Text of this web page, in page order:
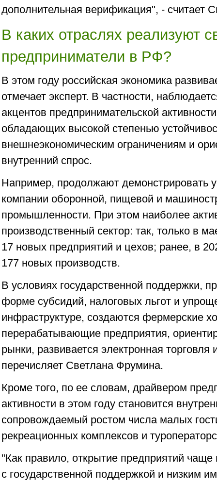
дополнительная верификация", - считает
В каких отраслях реализуют
предприниматели в РФ?
В этом году российская экономика
отмечает эксперт. В частности,
акцентов предпринимательской
обладающих высокой степенью
внешнеэкономическим ограничениям и
внутренний спрос.
Например, продолжают демонстрировать
компании оборонной, пищевой и
промышленности. При этом наиболее
производственный сектор: так, только в
17 новых предприятий и цехов; ранее, в
177 новых производств.
В условиях государственной поддержки,
форме субсидий, налоговых льгот и
инфраструктуре, создаются фермерские
перерабатывающие предприятия,
рынки, развивается электронная торговля
перечисляет Светлана Фрумина.
Кроме того, по ее словам, драйвером
активности в этом году становится
сопровождаемый ростом числа малых
рекреационных комплексов и
"Как правило, открытие предприятий чаще
с государственной поддержкой и низким